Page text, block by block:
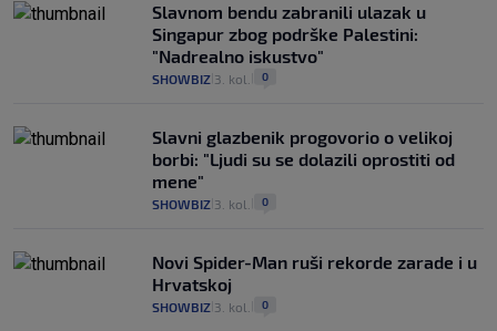
Slavnom bendu zabranili ulazak u
Singapur zbog podrške Palestini:
"Nadrealno iskustvo"
SHOWBIZ 3. kol. 0
Slavni glazbenik progovorio o velikoj
borbi: "Ljudi su se dolazili oprostiti od
mene"
SHOWBIZ 3. kol. 0
Novi Spider-Man ruši rekorde zarade i u
Hrvatskoj
SHOWBIZ 3. kol. 0